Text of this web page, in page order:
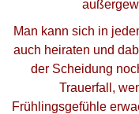
Man kann sich in
auch heiraten und
der Scheidung
Trauerfall,
Frühlingsgefühle